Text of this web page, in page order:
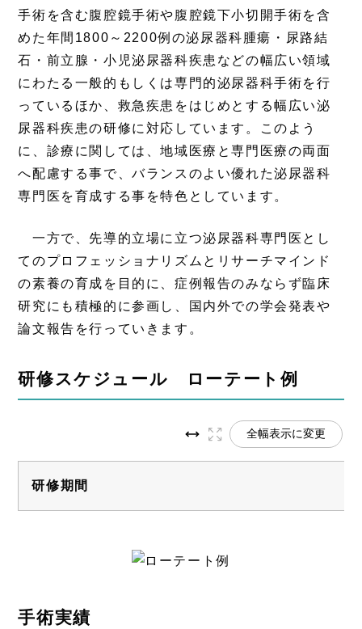
手術を含む腹腔鏡手術や腹腔鏡下小切開手術を含
めた年間1800～2200例の泌尿器科腫瘍・尿路結
石・前立腺・小児泌尿器科疾患などの幅広い領域
にわたる一般的もしくは専門的泌尿器科手術を行
っているほか、救急疾患をはじめとする幅広い泌
尿器科疾患の研修に対応しています。このよう
に、診療に関しては、地域医療と専門医療の両面
へ配慮する事で、バランスのよい優れた泌尿器科
専門医を育成する事を特色としています。
一方で、先導的立場に立つ泌尿器科専門医とし
てのプロフェッショナリズムとリサーチマインド
の素養の育成を目的に、症例報告のみならず臨床
研究にも積極的に参画し、国内外での学会発表や
論文報告を行っていきます。
研修スケジュール ローテート例
全幅表示に変更
研修期間​
手術実績